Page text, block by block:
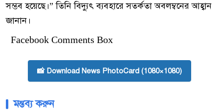
সম্ভব হয়েছে।” তিনি বিদ্যুৎ ব্যবহারে সতর্কতা অবলম্বনের আহ্বান
জানান।
Facebook Comments Box
📸 Download News PhotoCard (1080×1080)
মন্তব্য করুন